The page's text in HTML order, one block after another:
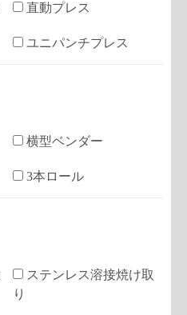
直動プレス
ユニパンチプレス
横型ベンダー
3本ロール
ステンレス溶接焼け取
り